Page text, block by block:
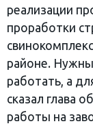
реализации
проработки
районе.
работать, а
сказал глава
работы на